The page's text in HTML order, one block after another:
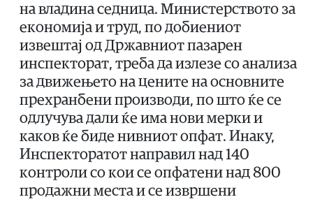
на владина седница. Министерството за
економија и труд, по добиениот
извештај од Државниот пазарен
инспекторат, треба да излезе со анализа
за движењето на цените на основните
прехранбени производи, по што ќе се
одлучува дали ќе има нови мерки и
каков ќе биде нивниот опфат. Инаку,
Инспекторатот направил над 140
контроли со кои се опфатени над 800
продажни места и се извршени